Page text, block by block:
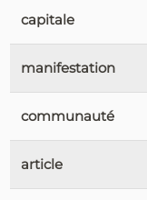
capitale
manifestation
communauté
article